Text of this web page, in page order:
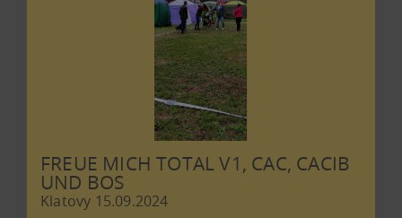
FREUE MICH TOTAL V1, CAC, CACIB
UND BOS
Klatovy 15.09.2024